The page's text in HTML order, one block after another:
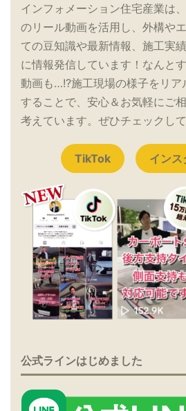
インフォメーション住宅産業は
のリール動画を活用し、外構や
ての豆知識や最新情報、施工実
に情報発信しています！なんと
動画も…!?施工現場の様子をリア
することで、安心＆お気軽にご
考えています。ぜひチェックし
TikTok インス
公式ラインはじめました